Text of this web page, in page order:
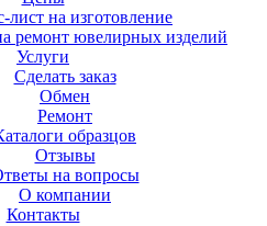
лист на изготовление
ремонт ювелирных изделий
Услуги
Сделать заказ
Обмен
Ремонт
образцов
Отзывы
на вопросы
О компании
Контакты